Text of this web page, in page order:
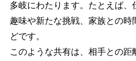
多岐にわたります。たとえば、
趣味や新たな挑戦、家族との時
どです。
このような共有は、相手との距